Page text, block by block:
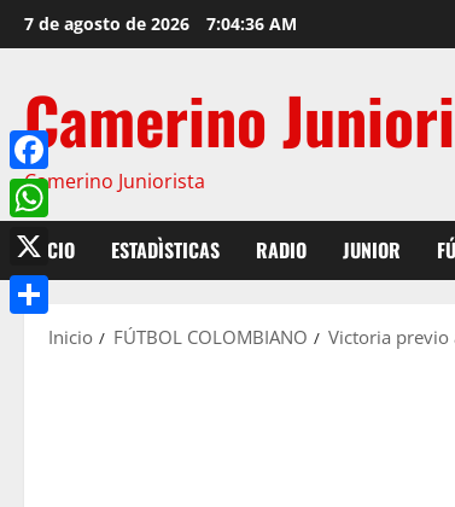
7 de agosto de 2026 7:04:37 AM
Camerino
Camerino Juniorista
INICIO ESTADÌSTICAS RADIO JUNIOR
Inicio FÚTBOL COLOMBIANO Victoria previo
Facebook
WhatsApp
X
Compartir